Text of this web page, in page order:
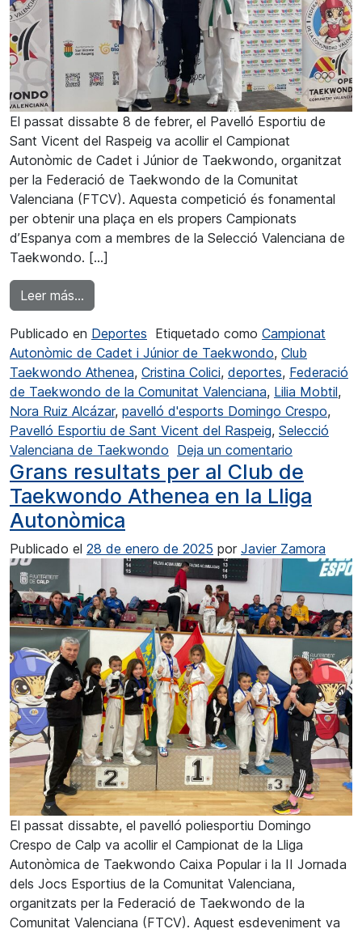
El passat dissabte 8 de febrer, el Pavelló Esportiu de
Sant Vicent del Raspeig va acollir el Campionat
Autonòmic de Cadet i Júnior de Taekwondo, organitzat
per la Federació de Taekwondo de la Comunitat
Valenciana (FTCV). Aquesta competició és fonamental
per obtenir una plaça en els propers Campionats
d’Espanya com a membres de la Selecció Valenciana de
Taekwondo. […]
Leer más…
Publicado en Deportes Etiquetado como Campionat
Autonòmic de Cadet i Júnior de Taekwondo, Club
Taekwondo Athenea, Cristina Colici, deportes, Federació
de Taekwondo de la Comunitat Valenciana, Lilia Mobtil,
Nora Ruiz Alcázar, pavelló d'esports Domingo Crespo,
Pavelló Esportiu de Sant Vicent del Raspeig, Selecció
Valenciana de Taekwondo Deja un comentario
Grans resultats per al Club de
Taekwondo Athenea en la Lliga
Autonòmica
Publicado el 28 de enero de 2025 por Javier Zamora
El passat dissabte, el pavelló poliesportiu Domingo
Crespo de Calp va acollir el Campionat de la Lliga
Autonòmica de Taekwondo Caixa Popular i la II Jornada
dels Jocs Esportius de la Comunitat Valenciana,
organitzats per la Federació de Taekwondo de la
Comunitat Valenciana (FTCV). Aquest esdeveniment va